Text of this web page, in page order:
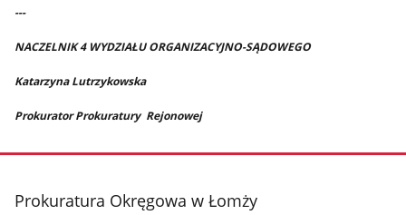
---
NACZELNIK 4 WYDZIAŁU ORGANIZACYJNO-SĄDOWEGO
Katarzyna Lutrzykowska
Prokurator Prokuratury Rejonowej
stopka
Prokuratura Okręgowa w Łomży